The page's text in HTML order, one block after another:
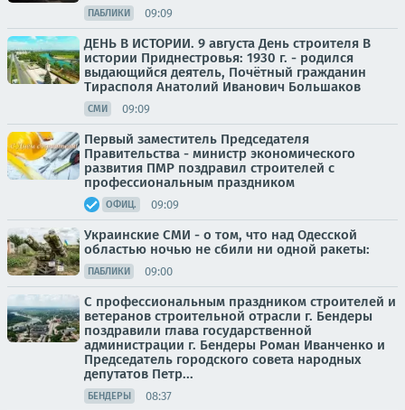
ПАБЛИКИ 09:09
ДЕНЬ В ИСТОРИИ. 9 августа День строителя В
истории Приднестровья: 1930 г. - родился
выдающийся деятель, Почётный гражданин
Тирасполя Анатолий Иванович Большаков
СМИ 09:09
Первый заместитель Председателя
Правительства - министр экономического
развития ПМР поздравил строителей с
профессиональным праздником
ОФИЦ. 09:09
Украинские СМИ - о том, что над Одесской
областью ночью не сбили ни одной ракеты:
ПАБЛИКИ 09:00
С профессиональным праздником строителей и
ветеранов строительной отрасли г. Бендеры
поздравили глава государственной
администрации г. Бендеры Роман Иванченко и
Председатель городского совета народных
депутатов Петр...
БЕНДЕРЫ 08:37